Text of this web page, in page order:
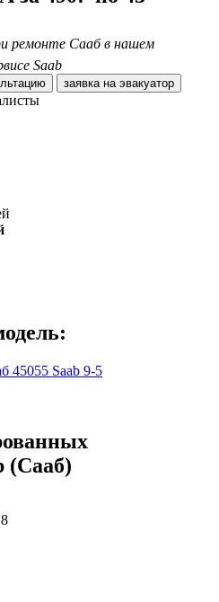
ремонте Сааб в нашем
Saab
заявка на эвакуатор
Saab 9-5
(Сааб)